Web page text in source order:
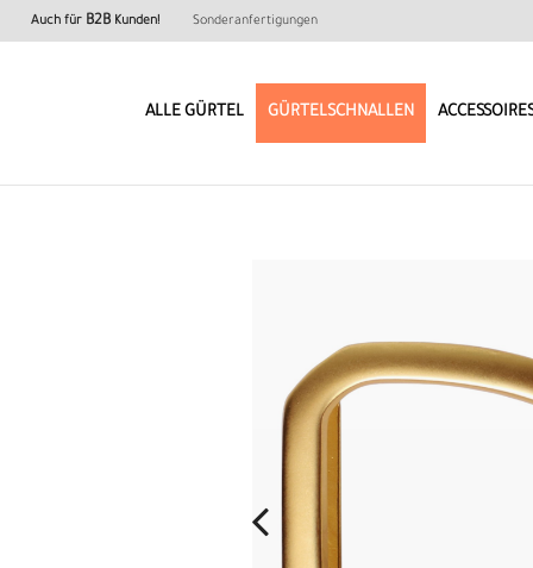
Auch für B2B Kunden! Sonderanfertigungen
ALLE GÜRTEL GÜRTELSCHNALLEN